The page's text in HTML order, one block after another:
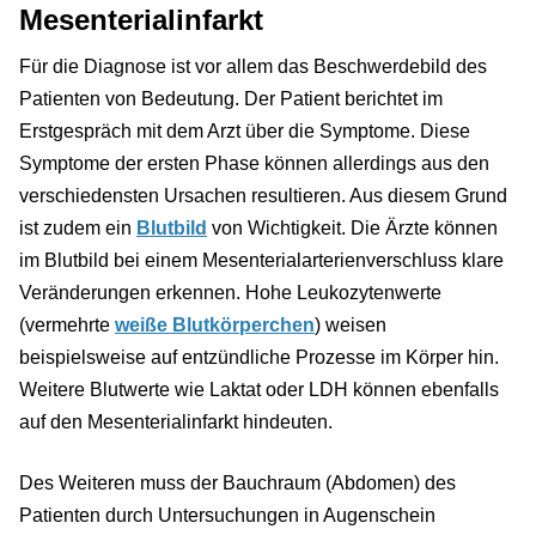
Mesenterialinfarkt
Für die Diagnose ist vor allem das Beschwerdebild des
Patienten von Bedeutung. Der Patient berichtet im
Erstgespräch mit dem Arzt über die Symptome. Diese
Symptome der ersten Phase können allerdings aus den
verschiedensten Ursachen resultieren. Aus diesem Grund
ist zudem ein Blutbild von Wichtigkeit. Die Ärzte können
im Blutbild bei einem Mesenterialarterienverschluss klare
Veränderungen erkennen. Hohe Leukozytenwerte
(vermehrte weiße Blutkörperchen) weisen
beispielsweise auf entzündliche Prozesse im Körper hin.
Weitere Blutwerte wie Laktat oder LDH können ebenfalls
auf den Mesenterialinfarkt hindeuten.
Des Weiteren muss der Bauchraum (Abdomen) des
Patienten durch Untersuchungen in Augenschein